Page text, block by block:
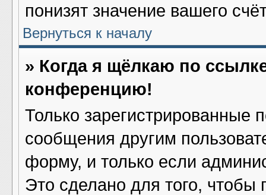
понизят значение вашего
Вернуться к началу
» Когда я щёлкаю по
конференцию!
Только зарегистрированные
сообщения другим
форму, и только если
Это сделано для того, чтобы